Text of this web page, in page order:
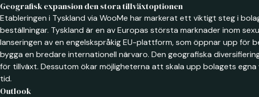
Geografisk expansion den stora tillväxtoptionen
Etableringen i Tyskland via WooMe har markerat ett viktigt steg i
beställningar. Tyskland är en av Europas största marknader inom
lanseringen av en engelskspråkig EU-plattform, som öppnar upp
bygga en bredare internationell närvaro. Den geografiska
för tillväxt. Dessutom ökar möjligheterna att skala upp bolagets
tid.
Outlook